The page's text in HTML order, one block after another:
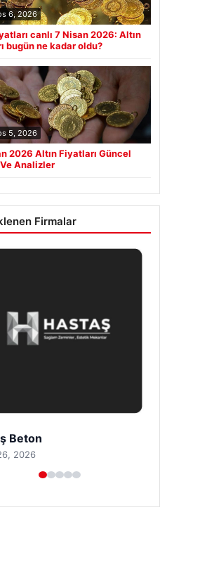
6, 2026
canlı 7 Nisan 2026: Altın
bugün ne kadar oldu?
5, 2026
2026 Altın Fiyatları Güncel
Analizler
Firmalar
Night Club
2026